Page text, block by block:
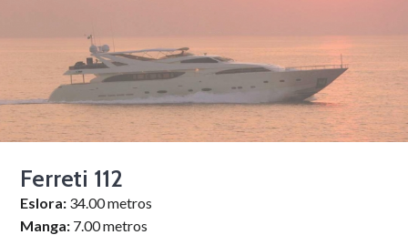
Ferreti 112
Eslora: 34.00 metros
Manga: 7.00 metros